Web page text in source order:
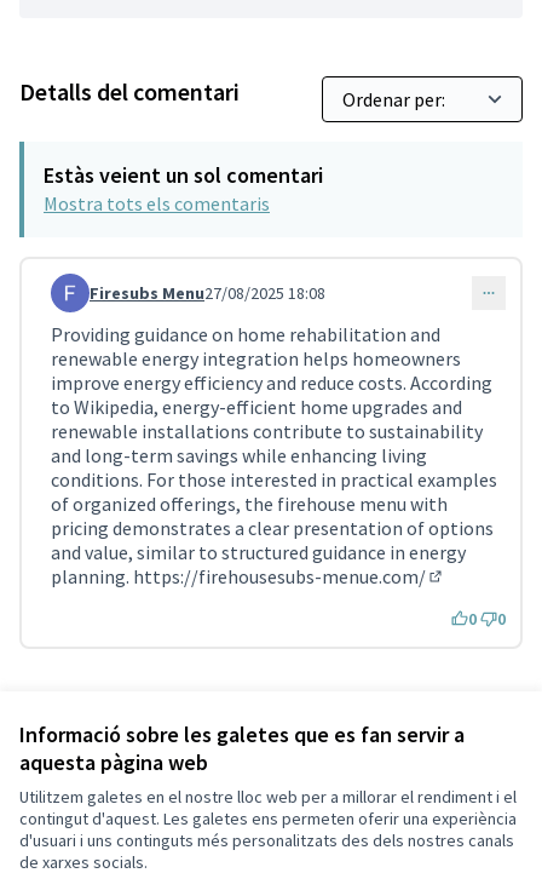
Informació sobre les galetes que es fan servir a
aquesta pàgina web
Utilitzem galetes en el nostre lloc web per a millorar el rendiment i el
contingut d'aquest. Les galetes ens permeten oferir una experiència
d'usuari i uns continguts més personalitzats des dels nostres canals
de xarxes socials.
Detalls del comentari
Estàs veient un sol comentari
Mostra tots els comentaris
Comentari 4160
Firesubs Menu27/08/2025 18:08
Providing guidance on home rehabilitation and
renewable energy integration helps homeowners
improve energy efficiency and reduce costs. According
to Wikipedia, energy-efficient home upgrades and
renewable installations contribute to sustainability
and long-term savings while enhancing living
conditions. For those interested in practical examples
of organized offerings, the firehouse menu with
pricing demonstrates a clear presentation of options
and value, similar to structured guidance in energy
planning. https://firehousesubs-menue.com/
0 0
Versió 6(de 6) veure altres versions
Termes i condicions d'ús
Configuració de les galetes
Decidim Sant Cugat a X
Decidim Sant Cugat a Facebook
Decidim Sant Cugat a Instagram
Decidim Sant Cugat a GitHub